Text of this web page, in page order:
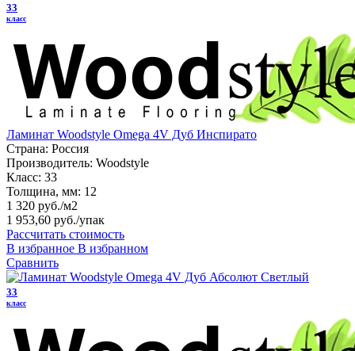
33
класс
Ламинат Woodstyle Omega 4V Дуб Инспирато
Страна: Россия
Производитель: Woodstyle
Класс: 33
Толщина, мм: 12
1 320 руб./м2
1 953,60 руб./упак
Рассчитать стоимость
В избранное В избранном
Сравнить
33
класс